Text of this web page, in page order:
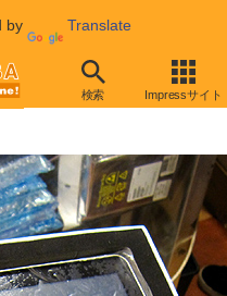
by Translate
検索 Impressサイト
年7月10日号